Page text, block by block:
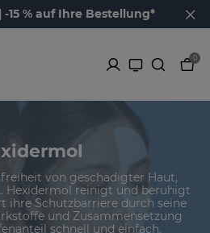
-15 % auf Ihre Bestellung*
0
von geschädigter Haut,
Hexidermol reinigt und beruhigt
ihre Schutzbarriere durch seine
und Zusammensetzung
schnell und einfach.